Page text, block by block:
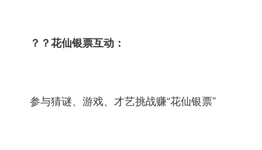
？？花仙银票互动：
参与猜谜、游戏、才艺挑战赚“花仙银票”